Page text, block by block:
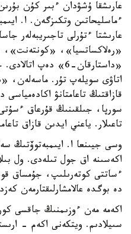
عارىشقا ۇشۋدان ءبىر كۇن
ءماسليحاتىن وتكىزگەن. ا.
عارىشتا ءتۇرلى تاجىريبەلەر
«رەلاكساتسيا»، «كونتەنت»،
«داستارقان-6» دەپ
قازاقتىڭ تاعامتانۋ اكادەمياسى
سورپا، جىلقىنىڭ قۇرعاق
تاعىلار. ياعني ايدىن قازاق
وسى جيىنعا ا. ايىمبەتوۆتىڭ
اكەسىنە اق جول تىلەدى. ول
ءساتتى كوتەرىلىپ، جۇمساق
دە بوگدە عالامشارلىقتارمەن
اكەمە مەن ءوزىمنىڭ جاقسى
سىيلادىم. ويتكەنى اكەم -